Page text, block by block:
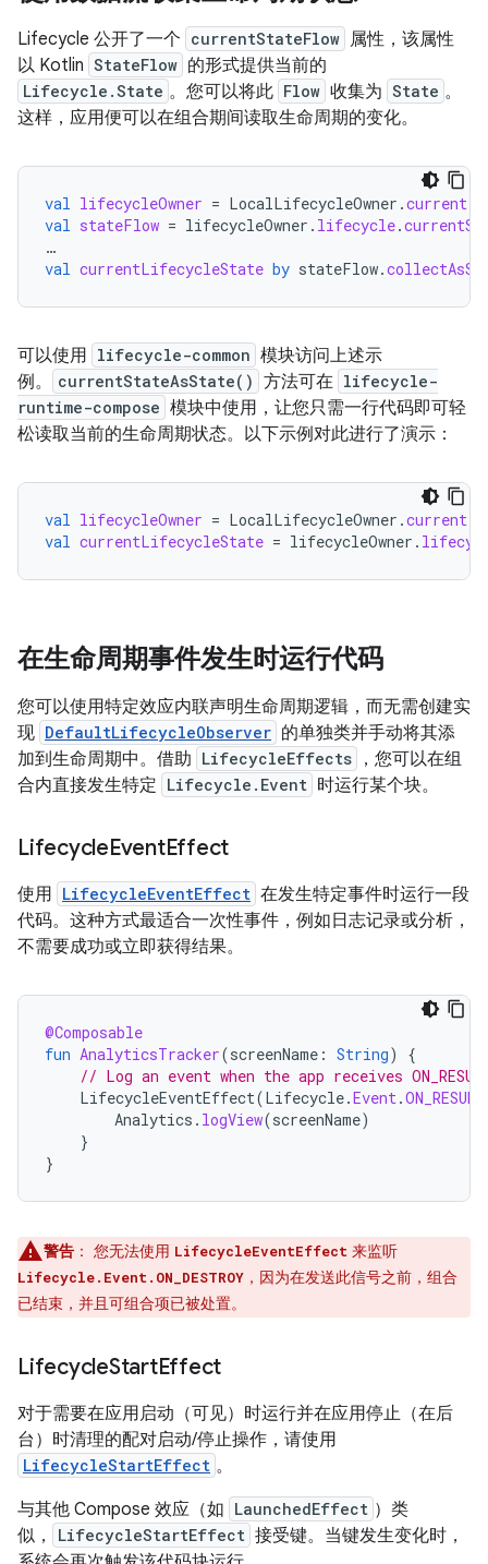
Lifecycle 公开了一个 currentStateFlow 属性，该属性
以 Kotlin StateFlow 的形式提供当前的
Lifecycle.State 。您可以将此 Flow 收集为 State 。
这样，应用便可以在组合期间读取生命周期的变化。
val lifecycleOwner = LocalLifecycleOwner .current
val stateFlow = lifecycleOwner . lifecycle.
…
val currentLifecycleState by stateFlow.
可以使用 lifecycle-common 模块访问上述示
例。
currentStateAsState() 方法可在 lifecycle-
runtime-compose 模块中使用，让您只需一行代码即可轻
松读取当前的生命周期状态。以下示例对此进行了演示：
val lifecycleOwner = LocalLifecycleOwner .current
val currentLifecycleState = lifecycleOwner .
在生命周期事件发生时运行代码
您可以使用特定效应内联声明生命周期逻辑，而无需创建实
现 DefaultLifecycleObserver 的单独类并手动将其添
加到生命周期中。借助 LifecycleEffects
，您可以在组
合内直接发生特定 Lifecycle.Event 时运行某个块。
LifecycleEventEffect
使用 LifecycleEventEffect 在发生特定事件时运行一段
代码。这种方式最适合一次性事件，例如日志记录或分析，
不需要成功或立即获得结果。
@Composable
fun AnalyticsTracker(screenName : String)
{
// Log an event when the app receives
LifecycleEventEffect(Lifecycle.Event.ON_RESUME
Analytics . logView(screenName)
}
}
警告 ： 您无法使用 LifecycleEventEffect 来监听
Lifecycle.Event.ON_DESTROY ，因为在发送此信号之前，组合
已结束，并且可组合项已被处置。
LifecycleStartEffect
对于需要在应用启动（可见）时运行并在应用停止（在后
台）时清理的配对启动/停止操作，请使用
LifecycleStartEffect 。
与其他 Compose 效应（如 LaunchedEffect ）类
似，
LifecycleStartEffect 接受键。当键发生变化时，